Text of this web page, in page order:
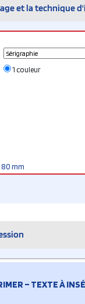
et la technique
1 couleur
80 mm
– TEXTE À